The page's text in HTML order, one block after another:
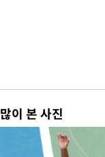
많이 본 사진